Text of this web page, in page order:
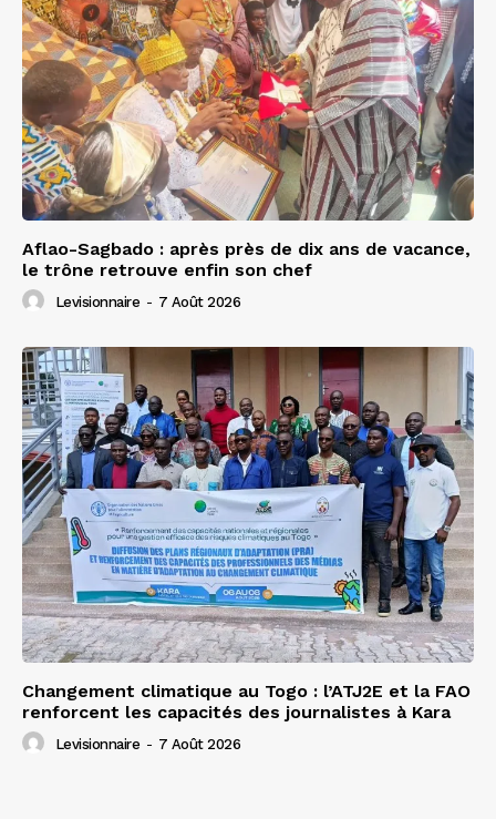
Aflao-Sagbado : après près de dix ans de vacance,
le trône retrouve enfin son chef
Levisionnaire - 7 Août 2026
Changement climatique au Togo : l’ATJ2E et la FAO
renforcent les capacités des journalistes à Kara
Levisionnaire - 7 Août 2026